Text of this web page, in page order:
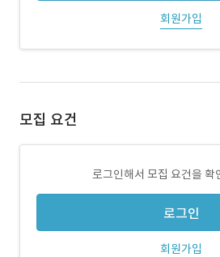
회원가입
모집 요건
로그인해서 모집 요건을 확
로그인
회원가입